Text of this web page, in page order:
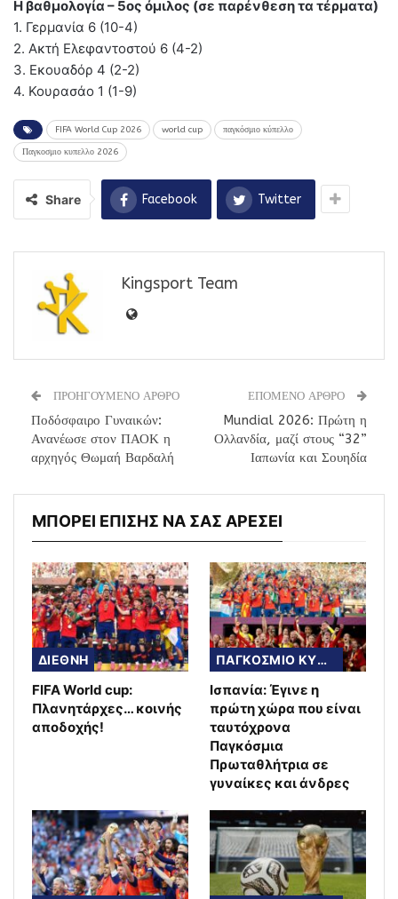
Η βαθμολογία – 5ος όμιλος (σε παρένθεση τα τέρματα)
1. Γερμανία 6 (10-4)
2. Ακτή Ελεφαντοστού 6 (4-2)
3. Εκουαδόρ 4 (2-2)
4. Κουρασάο 1 (1-9)
FIFA World Cup 2026 world cup παγκόσμιο κύπελλο
Παγκοσμιο κυπελλο 2026
Share Facebook Twitter
Kingsport Team
ΠΡΟΗΓΟΥΜΕΝΟ ΑΡΘΡΟ
Ποδόσφαιρο Γυναικών:
Ανανέωσε στον ΠΑΟΚ η
αρχηγός Θωμαή Βαρδαλή
ΕΠΟΜΕΝΟ ΑΡΘΡΟ
Mundial 2026: Πρώτη η
Ολλανδία, μαζί στους “32”
Ιαπωνία και Σουηδία
ΜΠΟΡΕΙ ΕΠΙΣΗΣ ΝΑ ΣΑΣ ΑΡΕΣΕΙ
ΔΙΕΘΝΗ
FIFA World cup:
Πλανητάρχες… κοινής
αποδοχής!
ΠΑΓΚΟΣΜΙΟ ΚΥΠΕΛΛΟ
Ισπανία: Έγινε η
πρώτη χώρα που είναι
ταυτόχρονα
Παγκόσμια
Πρωταθλήτρια σε
γυναίκες και άνδρες